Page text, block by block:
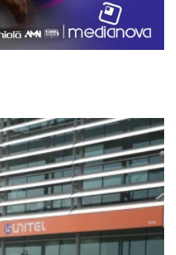
as
ISO 9001, ISO